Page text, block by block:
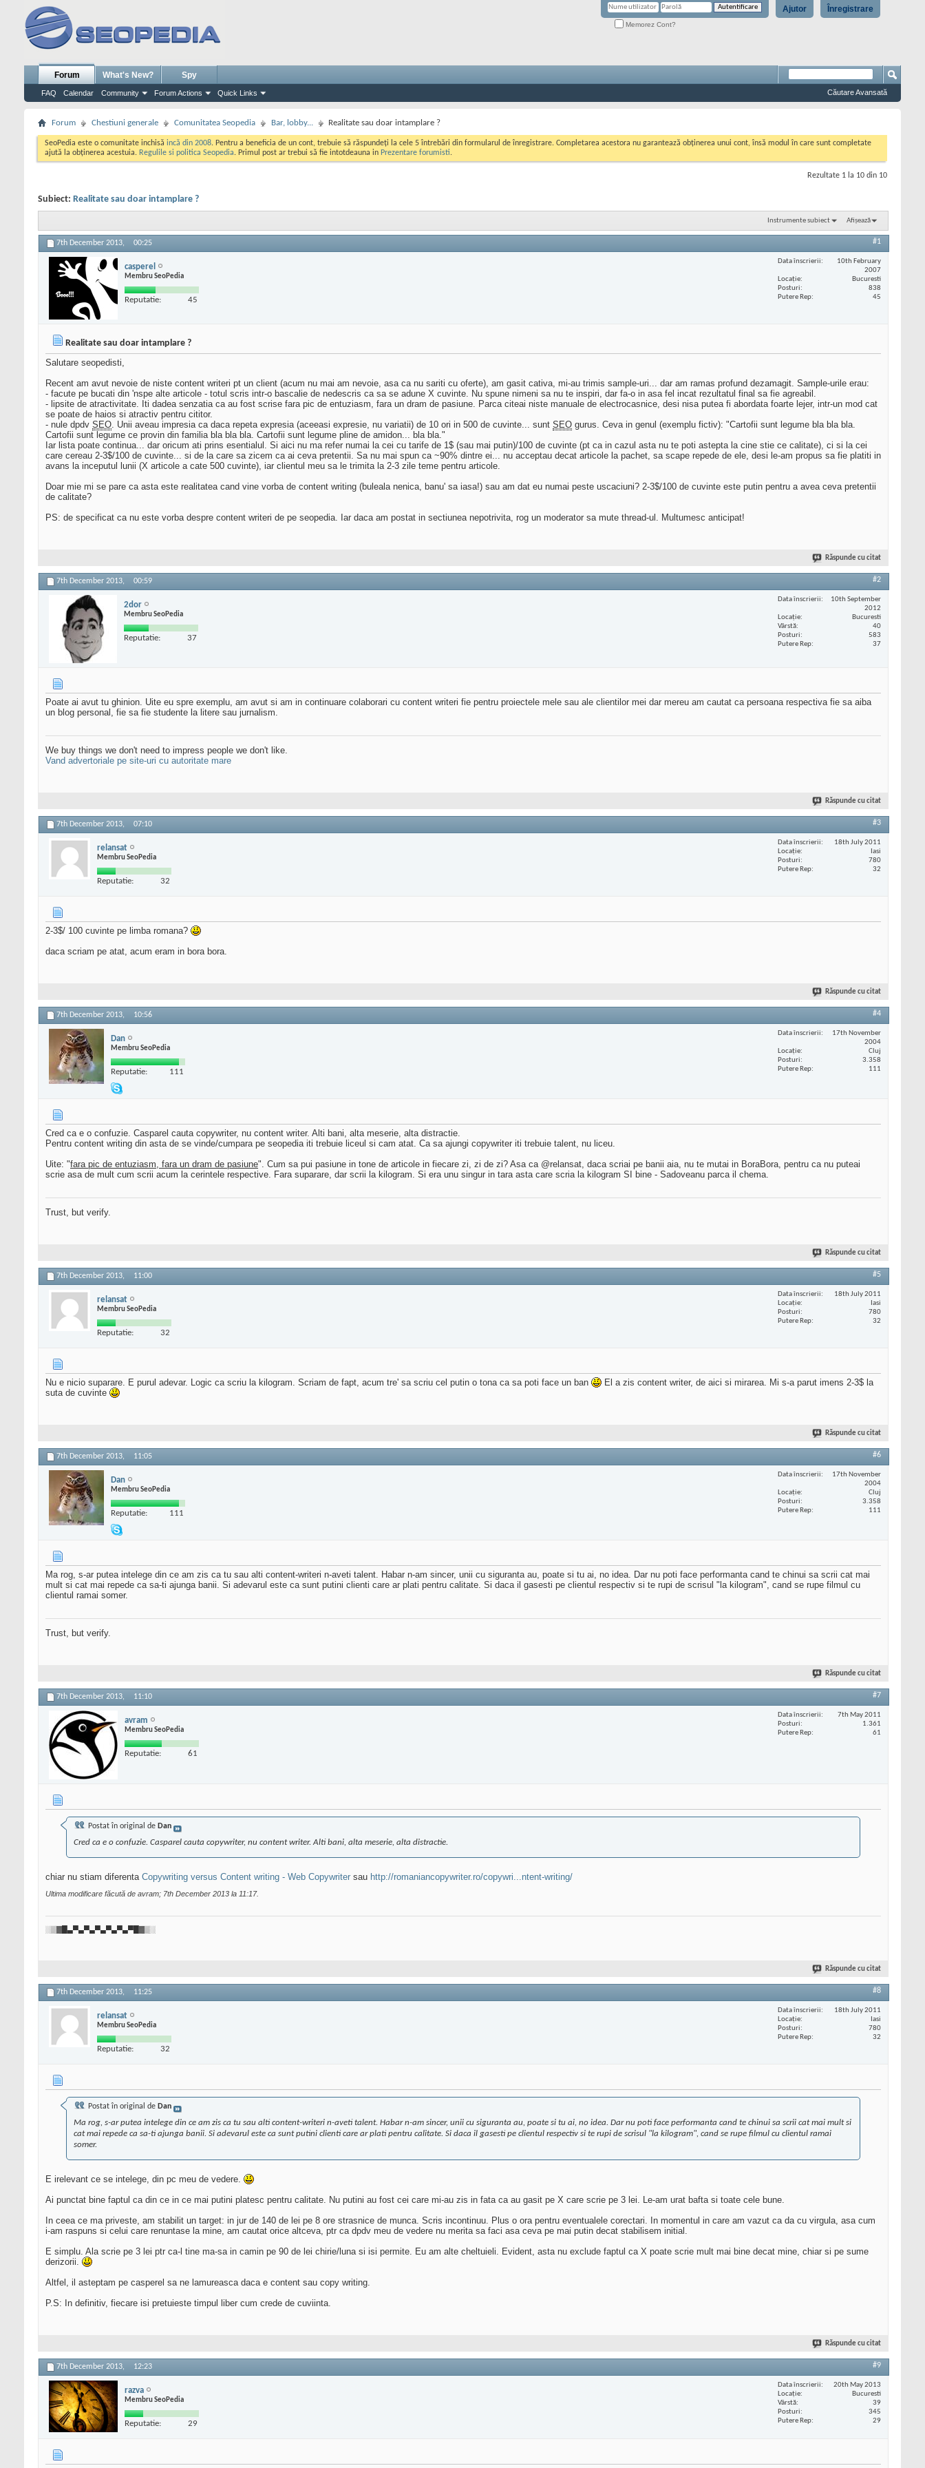
Înregistrare
Ajutor
Memorez Cont?
Forum
FAQ Calendar Community Forum Actions Quick Links
What's New? Spy
Căutare Avansată
Forum Chestiuni generale Comunitatea Seopedia Bar, lobby... Realitate sau doar intamplare ?
SeoPedia este o comunitate inchisă incă din 2008. Pentru a beneficia de un cont, trebuie să răspundeți la cele 5 întrebări din formularul de înregistrare. Completarea acestora nu garantează obținerea unui cont, însă modul în care sunt completate
ajută la obținerea acestuia. Regulile si politica Seopedia. Primul post ar trebui să fie intotdeauna in Prezentare forumisti.
Rezultate 1 la 10 din 10
Subiect: Realitate sau doar intamplare ?
Instrumente subiect Afișează
7th December 2013, 00:25 #1
casperel
Membru SeoPedia
Reputatie: 45
Data înscrierii
10th February
2007
Locaţie
Bucuresti
Posturi
838
Putere Rep
45
Realitate sau doar intamplare ?
Salutare seopedisti,
Recent am avut nevoie de niste content writeri pt un client (acum nu mai am nevoie, asa ca nu sariti cu oferte), am gasit cativa, mi-au trimis sample-uri... dar am ramas profund dezamagit. Sample-urile erau:
- facute pe bucati din 'nspe alte articole - totul scris intr-o bascalie de nedescris ca sa se adune X cuvinte. Nu spune nimeni sa nu te inspiri, dar fa-o in asa fel incat rezultatul final sa fie agreabil.
- lipsite de atractivitate. Iti dadea senzatia ca au fost scrise fara pic de entuziasm, fara un dram de pasiune. Parca citeai niste manuale de electrocasnice, desi nisa putea fi abordata foarte lejer, intr-un mod cat
se poate de haios si atractiv pentru cititor.
- nule dpdv SEO. Unii aveau impresia ca daca repeta expresia (aceeasi expresie, nu variatii) de 10 ori in 500 de cuvinte... sunt SEO gurus. Ceva in genul (exemplu fictiv): "Cartofii sunt legume bla bla bla.
Cartofii sunt legume ce provin din familia bla bla bla. Cartofii sunt legume pline de amidon... bla bla."
Iar lista poate continua... dar oricum ati prins esentialul. Si aici nu ma refer numai la cei cu tarife de 1$ (sau mai putin)/100 de cuvinte (pt ca in cazul asta nu te poti astepta la cine stie ce calitate), ci si la cei
care cereau 2-3$/100 de cuvinte... si de la care sa zicem ca ai ceva pretentii. Sa nu mai spun ca ~90% dintre ei... nu acceptau decat articole la pachet, sa scape repede de ele, desi le-am propus sa fie platiti in
avans la inceputul lunii (X articole a cate 500 cuvinte), iar clientul meu sa le trimita la 2-3 zile teme pentru articole.
Doar mie mi se pare ca asta este realitatea cand vine vorba de content writing (buleala nenica, banu' sa iasa!) sau am dat eu numai peste uscaciuni? 2-3$/100 de cuvinte este putin pentru a avea ceva pretentii
de calitate?
PS: de specificat ca nu este vorba despre content writeri de pe seopedia. Iar daca am postat in sectiunea nepotrivita, rog un moderator sa mute thread-ul. Multumesc anticipat!
Răspunde cu citat
7th December 2013, 00:59 #2
2dor
Membru SeoPedia
Reputatie: 37
Data înscrierii
10th September
2012
Locaţie
Bucuresti
Vârstă
40
Posturi
583
Putere Rep
37
Poate ai avut tu ghinion. Uite eu spre exemplu, am avut si am in continuare colaborari cu content writeri fie pentru proiectele mele sau ale clientilor mei dar mereu am cautat ca persoana respectiva fie sa aiba
un blog personal, fie sa fie studente la litere sau jurnalism.
We buy things we don't need to impress people we don't like.
Vand advertoriale pe site-uri cu autoritate mare
Răspunde cu citat
7th December 2013, 07:10 #3
relansat
Membru SeoPedia
Reputatie: 32
Data înscrierii
18th July 2011
Locaţie
Iasi
Posturi
780
Putere Rep
32
2-3$/ 100 cuvinte pe limba romana?
daca scriam pe atat, acum eram in bora bora.
Răspunde cu citat
7th December 2013, 10:56 #4
Dan
Membru SeoPedia
Reputatie: 111
Data înscrierii
17th November
2004
Locaţie
Cluj
Posturi
3.358
Putere Rep
111
Cred ca e o confuzie. Casparel cauta copywriter, nu content writer. Alti bani, alta meserie, alta distractie.
Pentru content writing din asta de se vinde/cumpara pe seopedia iti trebuie liceul si cam atat. Ca sa ajungi copywriter iti trebuie talent, nu liceu.
Uite: "fara pic de entuziasm, fara un dram de pasiune". Cum sa pui pasiune in tone de articole in fiecare zi, zi de zi? Asa ca @relansat, daca scriai pe banii aia, nu te mutai in BoraBora, pentru ca nu puteai
scrie asa de mult cum scrii acum la cerintele respective. Fara suparare, dar scrii la kilogram. Si era unu singur in tara asta care scria la kilogram SI bine - Sadoveanu parca il chema.
Trust, but verify.
Răspunde cu citat
7th December 2013, 11:00 #5
relansat
Membru SeoPedia
Reputatie: 32
Data înscrierii
18th July 2011
Locaţie
Iasi
Posturi
780
Putere Rep
32
Nu e nicio suparare. E purul adevar. Logic ca scriu la kilogram. Scriam de fapt, acum tre' sa scriu cel putin o tona ca sa poti face un ban
El a zis content writer, de aici si mirarea. Mi s-a parut imens 2-3$ la
suta de cuvinte
Răspunde cu citat
7th December 2013, 11:05 #6
Dan
Membru SeoPedia
Reputatie: 111
Data înscrierii
17th November
2004
Locaţie
Cluj
Posturi
3.358
Putere Rep
111
Ma rog, s-ar putea intelege din ce am zis ca tu sau alti content-writeri n-aveti talent. Habar n-am sincer, unii cu siguranta au, poate si tu ai, no idea. Dar nu poti face performanta cand te chinui sa scrii cat mai
mult si cat mai repede ca sa-ti ajunga banii. Si adevarul este ca sunt putini clienti care ar plati pentru calitate. Si daca il gasesti pe clientul respectiv si te rupi de scrisul "la kilogram", cand se rupe filmul cu
clientul ramai somer.
Trust, but verify.
Răspunde cu citat
7th December 2013, 11:10 #7
avram
Membru SeoPedia
Reputatie: 61
Data înscrierii
7th May 2011
Posturi
1.361
Putere Rep
61
Postat în original de Dan
Cred ca e o confuzie. Casparel cauta copywriter, nu content writer. Alti bani, alta meserie, alta distractie.
chiar nu stiam diferenta Copywriting versus Content writing - Web Copywriter sau http://romaniancopywriter.ro/copywri...ntent-writing/
Ultima modificare făcută de avram; 7th December 2013 la 11:17.
░▒▓█▄▀▄▀▄▀▄▀▄▀▄▀█▓▒░
Răspunde cu citat
7th December 2013, 11:25 #8
relansat
Membru SeoPedia
Reputatie: 32
Data înscrierii
18th July 2011
Locaţie
Iasi
Posturi
780
Putere Rep
32
Postat în original de Dan
Ma rog, s-ar putea intelege din ce am zis ca tu sau alti content-writeri n-aveti talent. Habar n-am sincer, unii cu siguranta au, poate si tu ai, no idea. Dar nu poti face performanta cand te chinui sa scrii cat mai mult si
cat mai repede ca sa-ti ajunga banii. Si adevarul este ca sunt putini clienti care ar plati pentru calitate. Si daca il gasesti pe clientul respectiv si te rupi de scrisul "la kilogram", cand se rupe filmul cu clientul ramai
somer.
E irelevant ce se intelege, din pc meu de vedere.
Ai punctat bine faptul ca din ce in ce mai putini platesc pentru calitate. Nu putini au fost cei care mi-au zis in fata ca au gasit pe X care scrie pe 3 lei. Le-am urat bafta si toate cele bune.
In ceea ce ma priveste, am stabilit un target: in jur de 140 de lei pe 8 ore strasnice de munca. Scris incontinuu. Plus o ora pentru eventualele corectari. In momentul in care am vazut ca da cu virgula, asa cum
i-am raspuns si celui care renuntase la mine, am cautat orice altceva, ptr ca dpdv meu de vedere nu merita sa faci asa ceva pe mai putin decat stabilisem initial.
E simplu. Ala scrie pe 3 lei ptr ca-l tine ma-sa in camin pe 90 de lei chirie/luna si isi permite. Eu am alte cheltuieli. Evident, asta nu exclude faptul ca X poate scrie mult mai bine decat mine, chiar si pe sume
derizorii.
Altfel, il asteptam pe casperel sa ne lamureasca daca e content sau copy writing.
P.S: In definitiv, fiecare isi pretuieste timpul liber cum crede de cuviinta.
Răspunde cu citat
7th December 2013, 12:23 #9
razva
Membru SeoPedia
Reputatie: 29
Data înscrierii
20th May 2013
Locaţie
Bucuresti
Vârstă
39
Posturi
345
Putere Rep
29